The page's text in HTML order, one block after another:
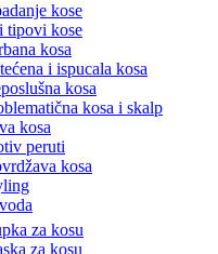
kose
tipovi kose
kosa
i ispucala kosa
kosa
kosa i skalp
kosa
peruti
kosa
za kosu
za kosu